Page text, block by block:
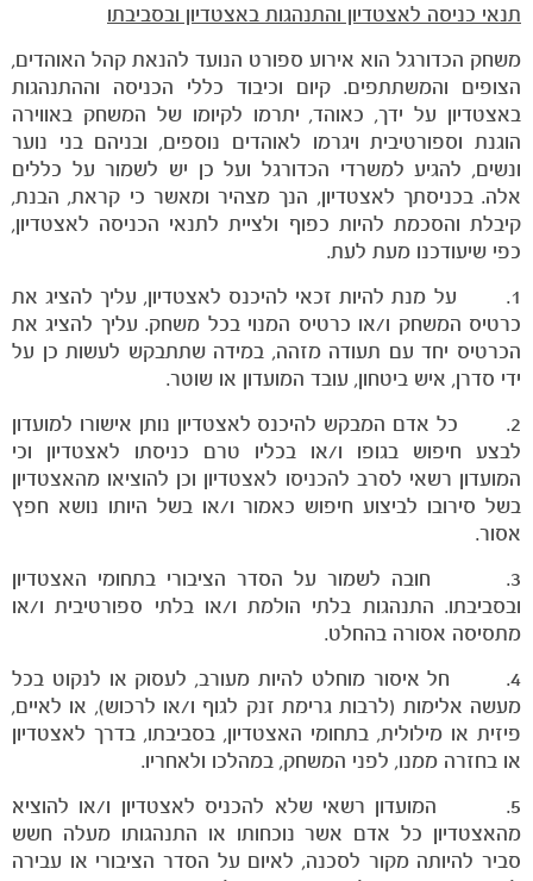
תנאי כניסה לאצטדיון והתנהגות באצטדיון ובסביבתו
משחק הכדורגל הוא אירוע ספורט הנועד להנאת קהל האוהדים,
הצופים והמשתתפים. קיום וכיבוד כללי הכניסה וההתנהגות
באצטדיון על ידך, כאוהד, יתרמו לקיומו של המשחק באווירה
הוגנת וספורטיבית ויגרמו לאוהדים נוספים, ובניהם בני נוער
ונשים, להגיע למשרדי הכדורגל ועל כן יש לשמור על כללים
אלה. בכניסתך לאצטדיון, הנך מצהיר ומאשר כי קראת, הבנת,
קיבלת והסכמת להיות כפוף ולציית לתנאי הכניסה לאצטדיון,
כפי שיעודכנו מעת לעת.
1. על מנת להיות זכאי להיכנס לאצטדיון, עליך להציג את
כרטיס המשחק ו/או כרטיס המנוי בכל משחק. עליך להציג את
הכרטיס יחד עם תעודה מזהה, במידה שתתבקש לעשות כן על
ידי סדרן, איש ביטחון, עובד המועדון או שוטר.
2. כל אדם המבקש להיכנס לאצטדיון נותן אישורו למועדון
לבצע חיפוש בגופו ו/או בכליו טרם כניסתו לאצטדיון וכי
המועדון רשאי לסרב להכניסו לאצטדיון וכן להוציאו מהאצטדיון
בשל סירובו לביצוע חיפוש כאמור ו/או בשל היותו נושא חפץ
אסור.
3. חובה לשמור על הסדר הציבורי בתחומי האצטדיון
ובסביבתו. התנהגות בלתי הולמת ו/או בלתי ספורטיבית ו/או
מתסיסה אסורה בהחלט.
4. חל איסור מוחלט להיות מעורב, לעסוק או לנקוט בכל
מעשה אלימות (לרבות גרימת זנק לגוף ו/או לרכוש), או לאיים,
פיזית או מילולית, בתחומי האצטדיון, בסביבתו, בדרך לאצטדיון
או בחזרה ממנו, לפני המשחק, במהלכו ולאחריו.
5. המועדון רשאי שלא להכניס לאצטדיון ו/או להוציא
מהאצטדיון כל אדם אשר נוכחותו או התנהגותו מעלה חשש
סביר להיותה מקור לסכנה, לאיום על הסדר הציבורי או עבירה